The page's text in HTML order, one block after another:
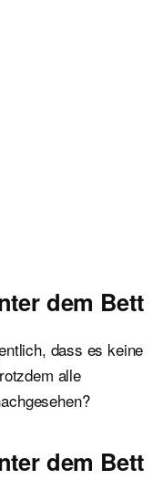
dem Bett
dass es keine
alle
dem Bett